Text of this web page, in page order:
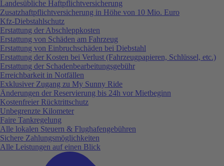
Landesübliche Haftpflichtversicherung
Zusatzhaftpflichtversicherung in Höhe von 10 Mio. Euro
Kfz-Diebstahlschutz
Erstattung der Abschleppkosten
Erstattung von Schäden am Fahrzeug
Erstattung von Einbruchschäden bei Diebstahl
Erstattung der Kosten bei Verlust (Fahrzeugpapieren, Schlüssel, etc.)
Erstattung der Schadenbearbeitungsgebühr
Erreichbarkeit in Notfällen
Exklusiver Zugang zu My Sunny Ride
Änderungen der Reservierung bis 24h vor Mietbeginn
Kostenfreier Rücktrittschutz
Unbegrenzte Kilometer
Faire Tankregelung
Alle lokalen Steuern & Flughafengebühren
Sichere Zahlungsmöglichkeiten
Alle Leistungen auf einen Blick